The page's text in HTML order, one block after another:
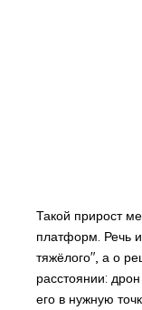
Такой прирост
платформ. Речь
тяжёлого", а о
расстоянии:
его в нужную